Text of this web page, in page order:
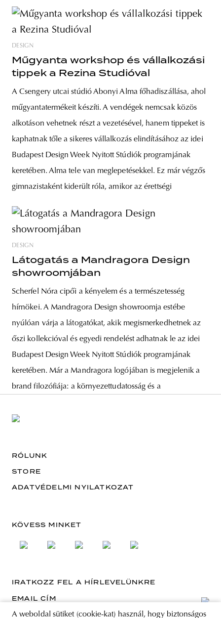
DESIGN
Műgyanta workshop és vállalkozási
tippek a Rezina Studióval
A Csengery utcai stúdió Abonyi Alma főhadiszállása, ahol
műgyantatermékeit készíti. A vendégek nemcsak közös
alkotáson vehetnek részt a vezetésével, hanem tippeket is
kaphatnak tőle a sikeres vállalkozás elindításához az idei
Budapest Design Week Nyitott Stúdiók programjának
keretében. Alma tele van meglepetésekkel. Ez már végzős
gimnazistaként kiderült róla, amikor az érettségi
DESIGN
Látogatás a Mandragora Design
showroomjában
Scherfel Nóra cipői a kényelem és a természetesség
hírnökei. A Mandragora Design showroomja estébe
nyúlóan várja a látogatókat, akik megismerkedhetnek az
őszi kollekcióval és egyedi rendelést adhatnak le az idei
Budapest Design Week Nyitott Stúdiók programjának
keretében. Már a Mandragora logójában is megjelenik a
brand filozófiája: a környezettudatosság és a
A weboldal sütiket (cookie-kat) használ, hogy biztonságos
RÓLUNK
STORE
ADATVÉDELMI NYILATKOZAT
KÖVESS MINKET
IRATKOZZ FEL A HÍRLEVELÜNKRE
EMAIL CÍM